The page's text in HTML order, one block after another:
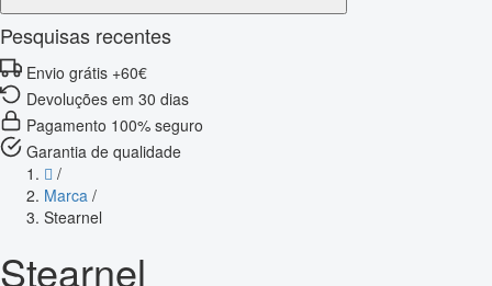
Pesquisas recentes
Envio grátis +60€
Devoluções em 30 dias
Pagamento 100% seguro
Garantia de qualidade
/
Marca /
Stearnel
Stearnel